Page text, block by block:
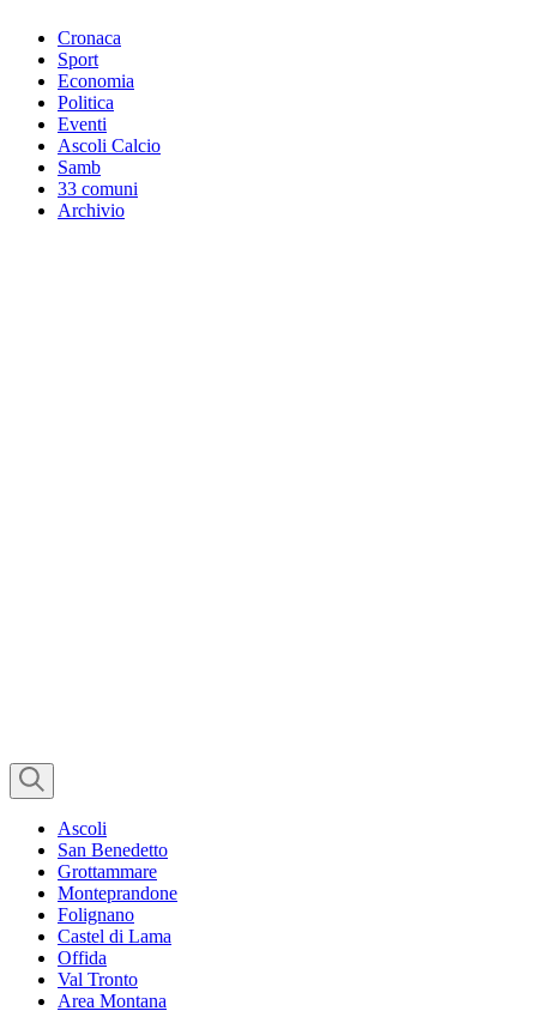
Cronaca
Sport
Economia
Politica
Eventi
Ascoli Calcio
Samb
33 comuni
Archivio
Ascoli
San Benedetto
Grottammare
Monteprandone
Folignano
Castel di Lama
Offida
Val Tronto
Area Montana